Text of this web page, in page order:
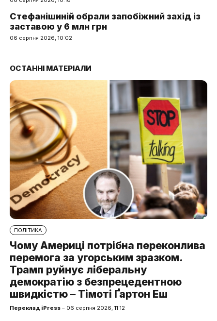
Стефанішиній обрали запобіжний захід із
заставою у 6 млн грн
06 серпня 2026, 10:02
ОСТАННІ МАТЕРІАЛИ
ПОЛІТИКА
Чому Америці потрібна переконлива
перемога за угорським зразком.
Трамп руйнує ліберальну
демократію з безпрецедентною
швидкістю – Тімоті Ґартон Еш
Переклад iPress – 06 серпня 2026, 11:12